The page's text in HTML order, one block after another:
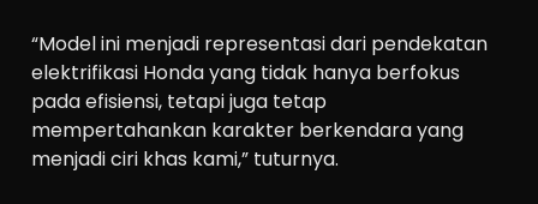
“Model ini menjadi representasi dari pendekatan
elektrifikasi Honda yang tidak hanya berfokus
pada efisiensi, tetapi juga tetap
mempertahankan karakter berkendara yang
menjadi ciri khas kami,” tuturnya.